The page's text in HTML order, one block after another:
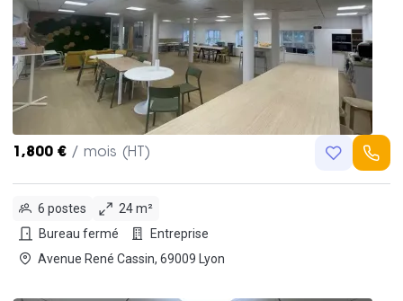
1,800 € / mois (HT)
6 postes
24 m²
Bureau fermé
Entreprise
Avenue René Cassin, 69009 Lyon